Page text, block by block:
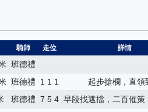
L386）— 試閘賽果紀錄：
騎師 走位 詳情
班德禮
班德禮 1 1 1
起步搶欄，直領
班德禮 7 5 4 早段找遮擋，二百催策